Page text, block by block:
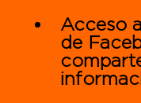
Acceso
de